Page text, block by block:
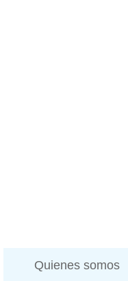
Quienes somos